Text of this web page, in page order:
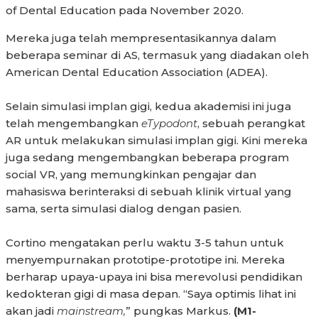
of Dental Education pada November 2020.
Mereka juga telah mempresentasikannya dalam
beberapa seminar di AS, termasuk yang diadakan oleh
American Dental Education Association (ADEA).
Selain simulasi implan gigi, kedua akademisi ini juga
telah mengembangkan eTypodont, sebuah perangkat
AR untuk melakukan simulasi implan gigi. Kini mereka
juga sedang mengembangkan beberapa program
social VR, yang memungkinkan pengajar dan
mahasiswa berinteraksi di sebuah klinik virtual yang
sama, serta simulasi dialog dengan pasien.
Cortino mengatakan perlu waktu 3-5 tahun untuk
menyempurnakan prototipe-prototipe ini. Mereka
berharap upaya-upaya ini bisa merevolusi pendidikan
kedokteran gigi di masa depan. “Saya optimis lihat ini
akan jadi mainstream,” pungkas Markus. (M1-